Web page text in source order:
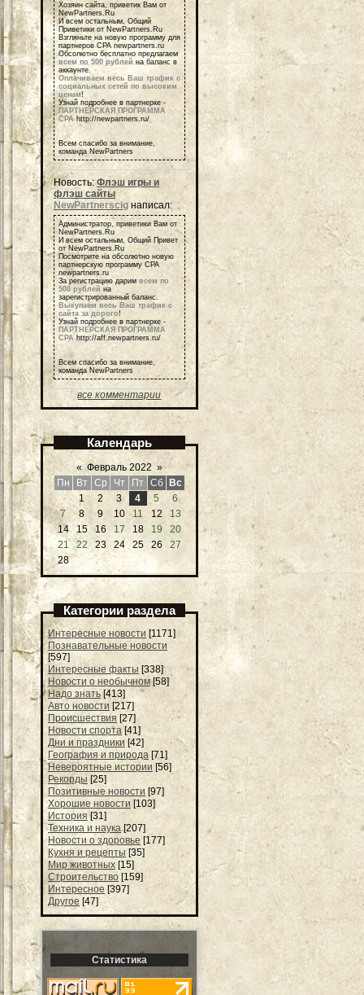
Хозяин сайта, приветик Вам от
NewPartners.Ru
И всем остальным, Общий
Приветики от NewPartners.Ru
Взгляньте на новую программу для
партнеров СРА newpartners.ru
Обсолютно бесплатно предлагаем
всем по 500 рублей на баланс в
аккаунте.
Оплачиваем весь Ваш трафик с
социальных сетей по высоким
ценам!
Узнай подробнее в партнерке -
ПАРТНЕРСКАЯ ПРОГРАММА
СРАhttp://newpartners.ru/
Всем спасибо за внимание,
команда NewPartners
Новость:Флэш игры и
флэш сайты
NewPartnerscigнаписал:
Администратор, приветики Вам от
NewPartners.Ru
И всем остальным, Общий Привет
от NewPartners.Ru
Посмотрите на обсолютно новую
партнерскую программу СРА
newpartners.ru
За регистрацию дарим всем по
500 рублей на
зарегистрированный баланс.
Выкупаем весь Ваш трафик с
сайта за дорого!
Узнай подробнее в партнерке -
ПАРТНЕРСКАЯ ПРОГРАММА
СРАhttp://aff.newpartners.ru/
Всем спасибо за внимание,
команда NewPartners
все комментарии
Календарь
« Февраль 2022 »
Пн
Вт Ср Чт Пт Сб
Вс
1
2 3 4 5
6
7
8 9 10 11 12
13
14
15 16 17 18 19
20
21
22 23 24 25 26
27
28
Категории раздела
Интересные новости [1171]
Познавательные новости
[597]
Интересные факты [338]
Новости о необычном [58]
Надо знать [413]
Авто новости [217]
Происшествия [27]
Новости спорта [41]
Дни и праздники [42]
География и природа [71]
Невероятные истории [56]
Рекорды [25]
Позитивные новости [97]
Хорошие новости [103]
История [31]
Техника и наука [207]
Новости о здоровье [177]
Кухня и рецепты [35]
Мир животных [15]
Строительство [159]
Интересное [397]
Другое [47]
Статистика